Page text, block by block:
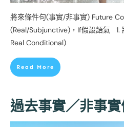
將來條件句(事實/非事實) Future
(Real/Subjunctive)，If假設語氣 1.
Real Conditional)
Read More
過去事實／非事